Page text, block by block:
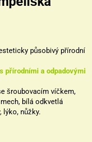
působivý přírodní
přírodními a odpadovými
šroubovacím víčkem,
bílá odkvetlá
lýko, nůžky.